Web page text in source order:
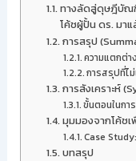
ทางลัดสู่ดุษฎีบัณ
โค้ชผู้ปั้น ดร. มา
การสรุป
ความแตกต่า
การสรุปที่ไ
การสังเคราะห์
ขั้นตอนในกา
มุมมองจากโค้ช
Case
บทสรุป